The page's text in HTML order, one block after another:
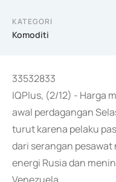
KATEGORI
Komoditi
33532833
IQPlus, (2/12) - Harga
awal perdagangan
turut karena pelaku
dari serangan
energi Rusia dan